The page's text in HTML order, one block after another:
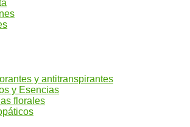
y antitranspirantes
y Esencias
florales